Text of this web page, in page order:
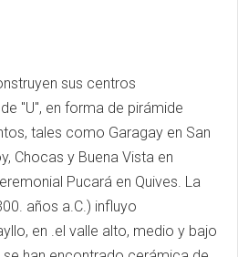
sus centros
"U", en forma de pirámide
tales como Garagay en San
Chocas y Buena Vista en
Pucará en Quives. La
años a.C.) influyo
en .el valle alto, medio y bajo